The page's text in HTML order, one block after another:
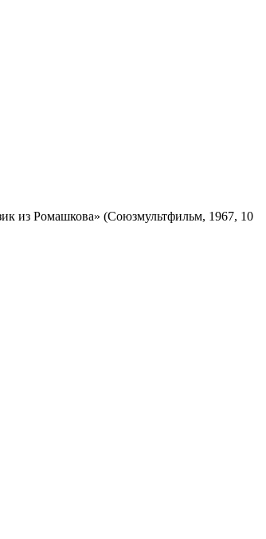
из Ромашкова» (Союзмультфильм, 1967, 10